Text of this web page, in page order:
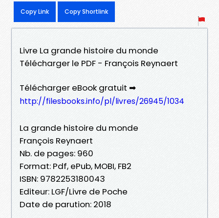
Copy Link Copy Shortlink
Livre La grande histoire du monde
Télécharger le PDF - François Reynaert
Télécharger eBook gratuit ➡
http://filesbooks.info/pl/livres/26945/1034
La grande histoire du monde
François Reynaert
Nb. de pages: 960
Format: Pdf, ePub, MOBI, FB2
ISBN: 9782253180043
Editeur: LGF/Livre de Poche
Date de parution: 2018